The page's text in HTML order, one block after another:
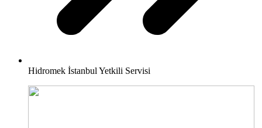
Hidromek İstanbul Yetkili Servisi